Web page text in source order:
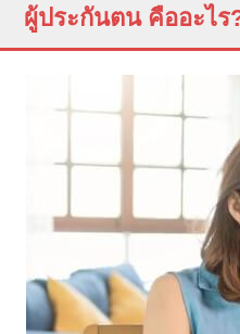
ผู้ประกันตน คืออะไร